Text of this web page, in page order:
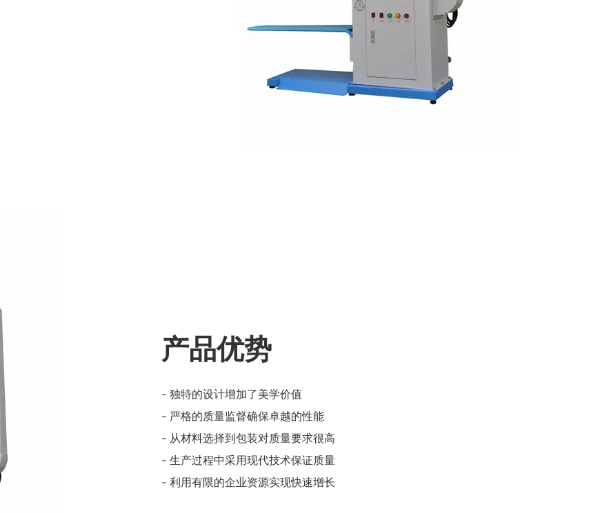
产品优势
- 独特的设计增加了美学价值
- 严格的质量监督确保卓越的性能
- 从材料选择到包装对质量要求很高
- 生产过程中采用现代技术保证质量
- 利用有限的企业资源实现快速增长